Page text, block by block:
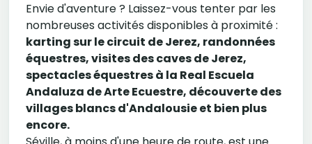
Envie d'aventure ? Laissez-vous tenter par les
nombreuses activités disponibles à proximité :
karting sur le circuit de Jerez, randonnées
équestres, visites des caves de Jerez,
spectacles équestres à la Real Escuela
Andaluza de Arte Ecuestre, découverte des
villages blancs d'Andalousie et bien plus
encore.